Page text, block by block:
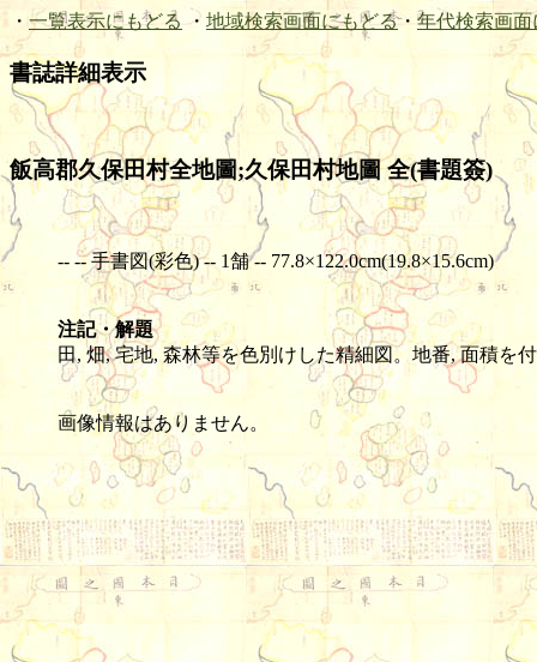
・ 一覧表示にもどる ・ 地域検索画面にもどる・ 年代検索画面
書誌詳細表示
飯高郡久保田村全地圖;久保田村地圖 全(書題簽)
-- -- 手書図(彩色) -- 1舗 -- 77.8×122.0cm(19.8×15.6cm)
注記・解題
田, 畑, 宅地, 森林等を色別けした精細図。地番, 面積を
画像情報はありません。